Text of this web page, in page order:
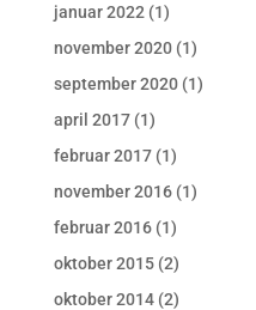
januar 2022 (1)
november 2020(1)
september 2020(1)
april 2017(1)
februar 2017(1)
november 2016(1)
februar 2016(1)
oktober 2015(2)
oktober 2014(2)